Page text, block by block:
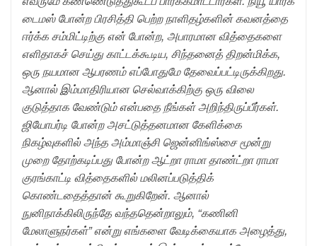
டைமஸ் போன்ற பிரசித்தி பெற்ற நாளிதழ்களின் கவனத்தை
ஈர்க்க சம்மிட்டிற்கு என் போன்ற, அபாரமான வித்தைகளை
எளிதாகச் செய்து காட்டக்கூடிய, சிந்தனைத் திறன்மிக்க,
ஒரு நயமான ஆபரணம் எப்போதுமே தேவைப்பட்டிருக்கிறது.
ஆனால் இம்மாதிரியான செல்வாக்கிற்கு ஒரு விலை
குடுத்தாக வேண்டும் என்பதை நீங்கள் அறிந்திருப்பீர்கள்.
ஜியோபர்டி போன்ற அசட்டுத்தனமான கேளிக்கை
நிகழ்வுகளில் அந்த அம்மாஞ்சி ஜென்னிங்ஸ்சை மூன்று
முறை தோற்கடிப்பது போன்ற ஆட்றா ராமா தாண்ட்றா ராமா
குரங்காட்டி வித்தைகளில் மலினப்படுத்திக்
கொண்டதைத்தான் கூறுகிறேன். ஆனால்
நுனிநாக்கிலிருந்தே வந்ததென்றாலும், “கணினி
மேலாளுநர்கள்” என்று எங்களை வேடிக்கையாக அழைத்து,